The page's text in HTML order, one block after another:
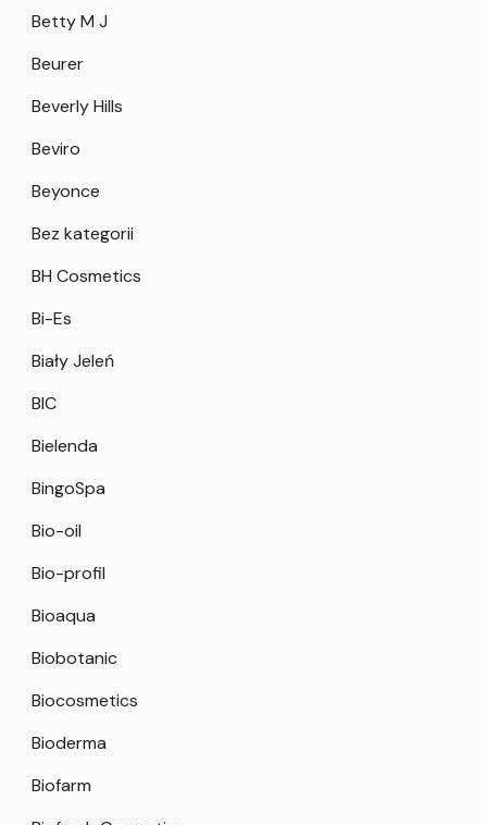
Betty M J
Beurer
Beverly Hills
Beviro
Beyonce
Bez kategorii
BH Cosmetics
Bi-Es
Biały Jeleń
BIC
Bielenda
BingoSpa
Bio-oil
Bio-profil
Bioaqua
Biobotanic
Biocosmetics
Bioderma
Biofarm